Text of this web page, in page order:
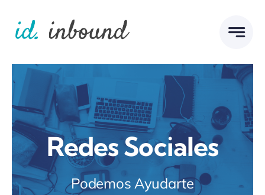
content
Redes Sociales
Podemos Ayudarte